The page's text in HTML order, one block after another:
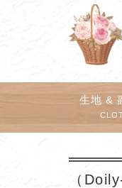
生地 &
（